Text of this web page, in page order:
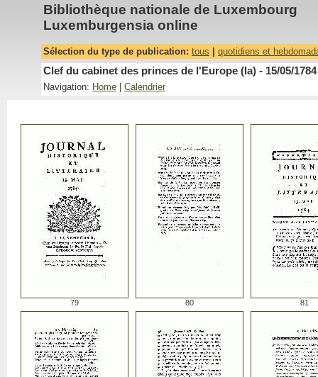
Bibliothèque nationale de Luxembourg
Luxemburgensia online
Sélection du type de publication: tous quotidiens et
Clef du cabinet des princes de l'Europe (la) - 15/05/1784
Navigation: Home Calendrier
79 80 81